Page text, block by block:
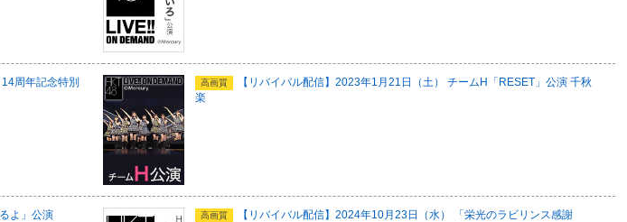
周年記念特別
高画質
【リバイバル配信】2023年1月21日（土） チームH「RESET」公演 千秋
楽
よ」公演 高画質
【リバイバル配信】2024年10月23日（水） 「栄光のラビリンス感謝